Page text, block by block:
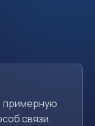
примерную
связи.